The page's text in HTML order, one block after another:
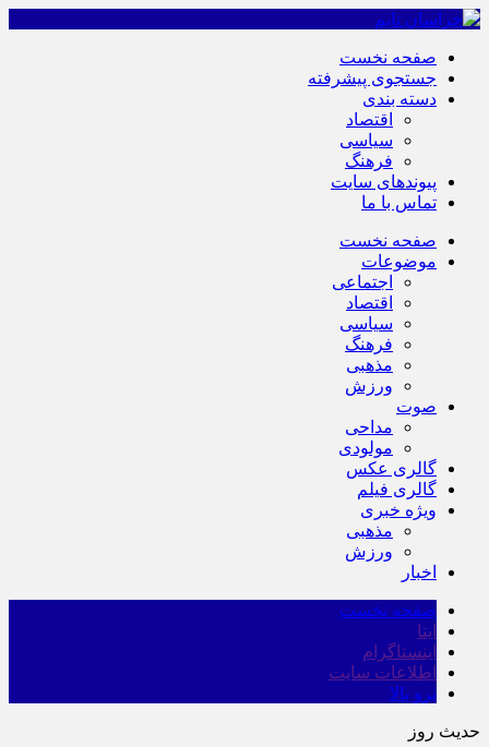
صفحه نخست
جستجوی پیشرفته
دسته بندی
اقتصاد
سیاسی
فرهنگ
پیوندهای سایت
تماس با ما
صفحه نخست
موضوعات
اجتماعی
اقتصاد
سیاسی
فرهنگ
مذهبی
ورزش
صوت
مداحی
مولودی
گالری عکس
گالری فیلم
ویژه خبری
مذهبی
ورزش
اخبار
صفحه نخست
ایتا
اینستاگرام
اطلاعات سایت
برو بالا
حدیث روز